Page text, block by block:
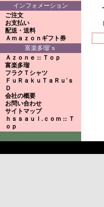
インフォメーション
ご注文
お支払い
配送・送料
Ａｍａｚｏｎギフト券
富楽多瑠'ｓ
Ａｚｏｎｅ :: Ｔｏｐ
富楽多瑠
フラクＴシャツ
ＦｕＲａｋｕＴａＲｕ'ｓ
Ｄ
会社の概要
お問い合わせ
サイトマップ
ｈｓｓａｕｌ.ｃｏｍ :: Ｔ
ｏｐ